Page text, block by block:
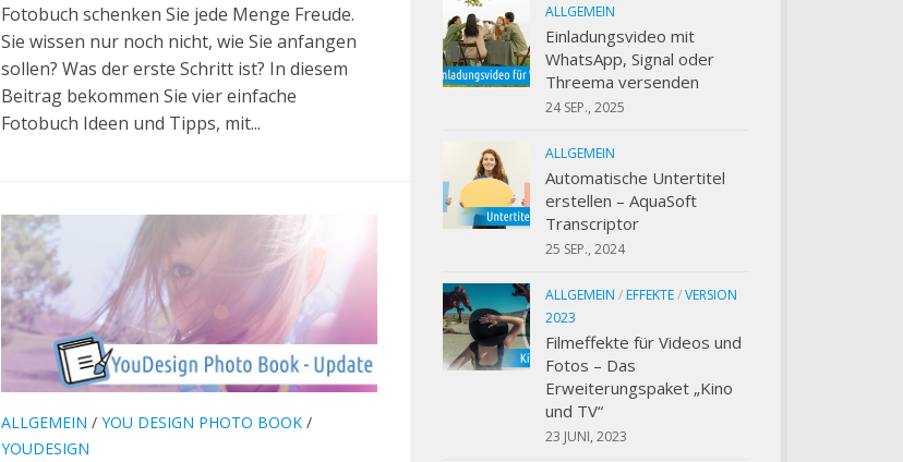
Fotobuch schenken Sie jede Menge Freude.
Sie wissen nur noch nicht, wie Sie anfangen
sollen? Was der erste Schritt ist? In diesem
Beitrag bekommen Sie vier einfache
Fotobuch Ideen und Tipps, mit...
ALLGEMEIN / YOU DESIGN PHOTO BOOK /
YOUDESIGN
ALLGEMEIN
Einladungsvideo mit
WhatsApp, Signal oder
Threema versenden
24 SEP., 2025
ALLGEMEIN
Automatische Untertitel
erstellen – AquaSoft
Transcriptor
25 SEP., 2024
ALLGEMEIN / EFFEKTE/VERSION
2023
Filmeffekte für Videos und
Fotos – Das
Erweiterungspaket „Kino
und TV“
23 JUNI, 2023